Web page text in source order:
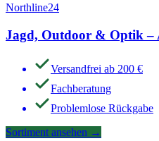
Northline24
Jagd, Outdoor & Optik –
Versandfrei ab 200 €
Fachberatung
Problemlose Rückgabe
Sortiment ansehen →